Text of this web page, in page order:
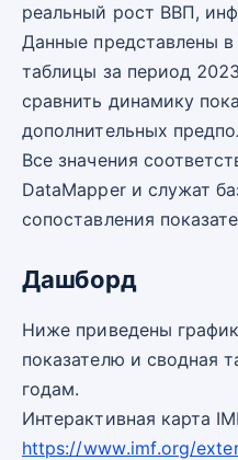
реальный рост ВВП,
Данные представлены
таблицы за период
сравнить динамику
дополнительных
Все значения
DataMapper и служат
сопоставления
Дашборд
Ниже приведены
показателю и сводная
годам.
Интерактивная карта
https://www.imf.org/